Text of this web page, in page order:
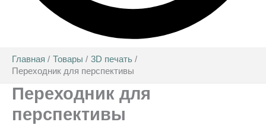
Главная Товары
3D печать
Переходник для перспективы
Переходник для
перспективы